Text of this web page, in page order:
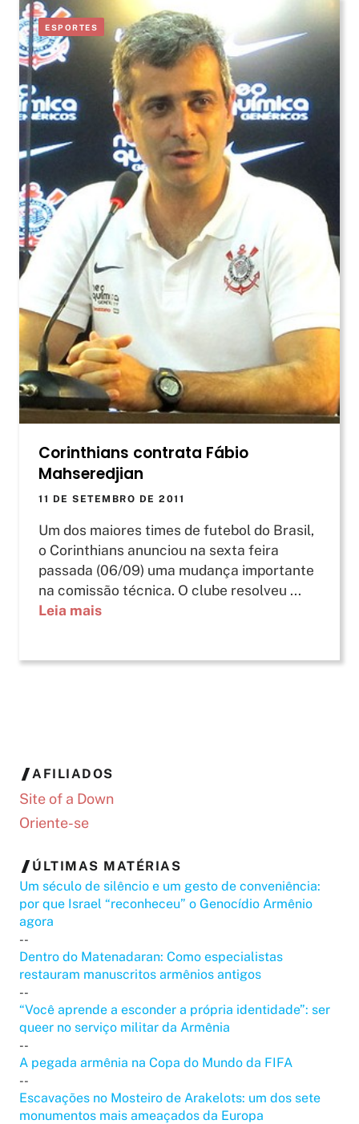
ESPORTES
Corinthians contrata Fábio
Mahseredjian
11 DE SETEMBRO DE 2011
Um dos maiores times de futebol do Brasil,
o Corinthians anunciou na sexta feira
passada (06/09) uma mudança importante
na comissão técnica. O clube resolveu ...
Leia mais
AFILIADOS
Site of a Down
Oriente-se
ÚLTIMAS MATÉRIAS
Um século de silêncio e um gesto de conveniência:
por que Israel “reconheceu” o Genocídio Armênio
agora
--
Dentro do Matenadaran: Como especialistas
restauram manuscritos armênios antigos
--
“Você aprende a esconder a própria identidade”: ser
queer no serviço militar da Armênia
--
A pegada armênia na Copa do Mundo da FIFA
--
Escavações no Mosteiro de Arakelots: um dos sete
monumentos mais ameaçados da Europa